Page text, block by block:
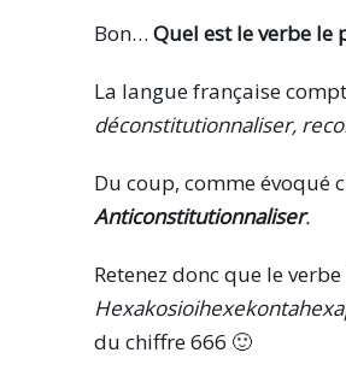
Bon… Quel est le verbe le
La langue française
déconstitutionnaliser,
Du coup, comme évoqué
Anticonstitutionnaliser.
Retenez donc que le
du chiffre 666 🙂